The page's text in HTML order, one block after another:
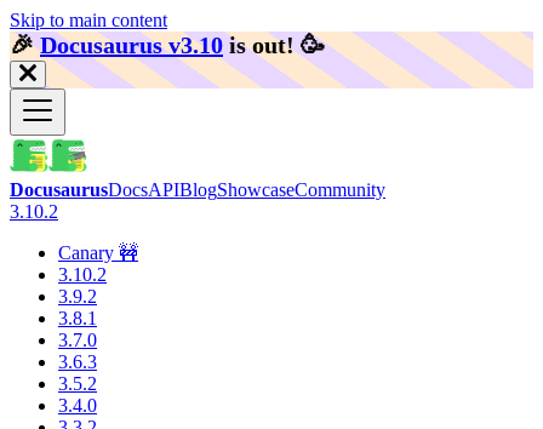
Skip to main content
🎉️Docusaurus v3.10 is out! 🥳️
DocusaurusDocsAPIBlogShowcaseCommunity
3.10.2
Canary 🚧
3.10.2
3.9.2
3.8.1
3.7.0
3.6.3
3.5.2
3.4.0